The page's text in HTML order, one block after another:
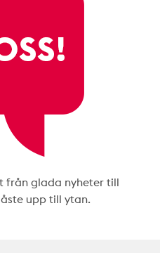
från glada nyheter till
upp till ytan.